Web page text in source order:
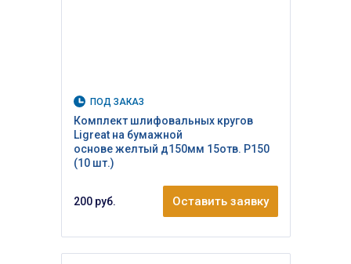
ПОД ЗАКАЗ
Комплект шлифовальных кругов
Ligreat на бумажной
основе желтый д150мм 15отв. Р150
(10 шт.)
200 руб. Оставить заявку